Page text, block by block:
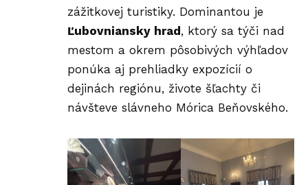
zážitkovej turistiky. Dominantou je
Ľubovniansky hrad, ktorý sa týči nad
mestom a okrem pôsobivých výhľadov
ponúka aj prehliadky expozícií o
dejinách regiónu, živote šľachty či
návšteve slávneho Mórica Beňovského.